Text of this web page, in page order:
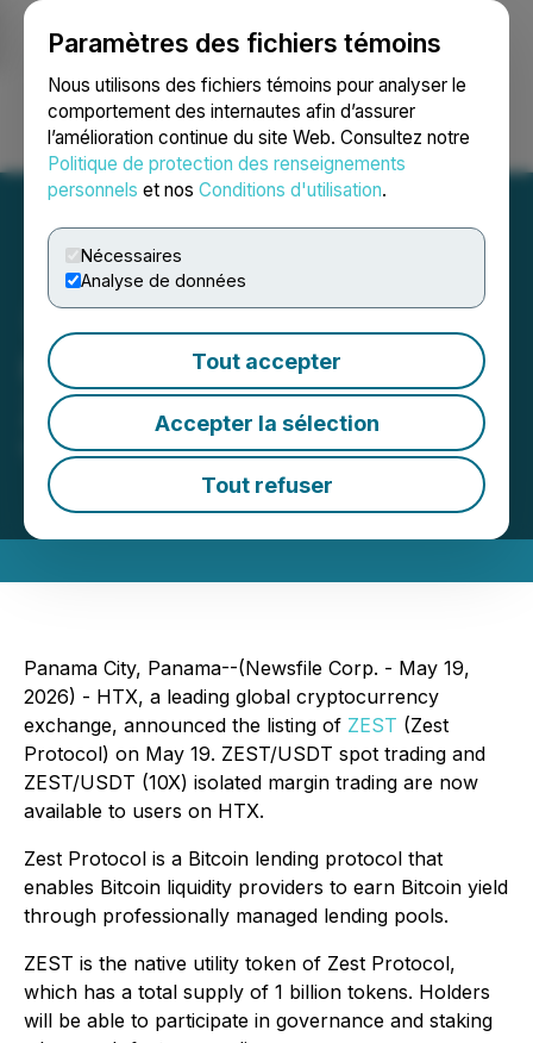
Paramètres des fichiers témoins
Nous utilisons des fichiers témoins pour analyser le
comportement des internautes afin d’assurer
l’amélioration continue du site Web. Consultez notre
Politique de protection des renseignements
personnels et nos Conditions d'utilisation.
Nécessaires
Analyse de données
Tout accepter
Accepter la sélection
Tout refuser
Ouvrir une session Recherche English
HTX Opens Trading for
ZEST (Zest Protocol)
May 19, 2026 11:53 AM EDT | Source:HTX
Panama City, Panama--(Newsfile Corp. - May 19,
2026) - HTX, a leading global cryptocurrency
exchange, announced the listing of ZEST (Zest
Protocol) on May 19. ZEST/USDT spot trading and
ZEST/USDT (10X) isolated margin trading are now
available to users on HTX.
Zest Protocol is a Bitcoin lending protocol that
enables Bitcoin liquidity providers to earn Bitcoin yield
through professionally managed lending pools.
ZEST is the native utility token of Zest Protocol,
which has a total supply of 1 billion tokens. Holders
will be able to participate in governance and staking